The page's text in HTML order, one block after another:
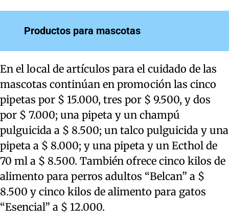
Productos para mascotas
En el local de artículos para el cuidado de las
mascotas continúan en promoción las cinco
pipetas por $ 15.000, tres por $ 9.500, y dos
por $ 7.000; una pipeta y un champú
pulguicida a $ 8.500; un talco pulguicida y una
pipeta a $ 8.000; y una pipeta y un Ecthol de
70 ml a $ 8.500. También ofrece cinco kilos de
alimento para perros adultos “Belcan” a $
8.500 y cinco kilos de alimento para gatos
“Esencial” a $ 12.000.